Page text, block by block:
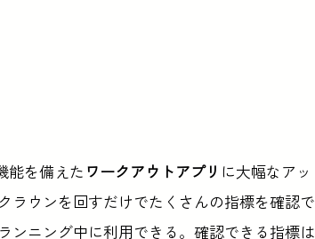
能を備えたワークアウトアプリ に大幅なアッ
ラウンを回すだけでたくさんの指標を確認で
ンニング中に利用できる。確認できる指標は